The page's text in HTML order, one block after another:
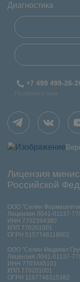
Диагностика
+7 499 499-26-
Позвоните нам
Лицензия
Российской
ООО "Селин
Лицензия Л041-01137-
ИНН 7702394380
КПП 770201001
ОГРН 5157746118602
ООО "Селин Медикал
Лицензия Л041-01137-
ИНН 7703445101
КПП 770201001
ОГРН 1187746315382